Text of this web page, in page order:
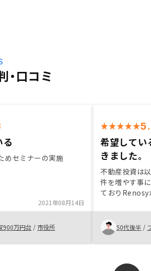
・口コミ
る
めセミナーの実施
2021年08月14日
900万円台 / 市役所
希望してい
きました。
不動産投資は
件を増やす事
ておりRenosy
駅に近いなど
かけたくない
理が容易で、
る点などです。
50代後半 /